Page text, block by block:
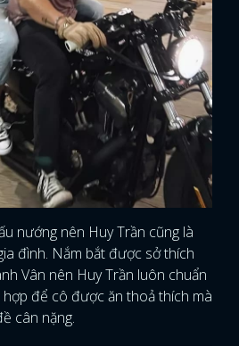
nướng nên Huy Trần cũng là
đình. Nắm bắt được sở thích
Vân nên Huy Trần luôn chuẩn
để cô được ăn thoả thích mà
cân nặng.